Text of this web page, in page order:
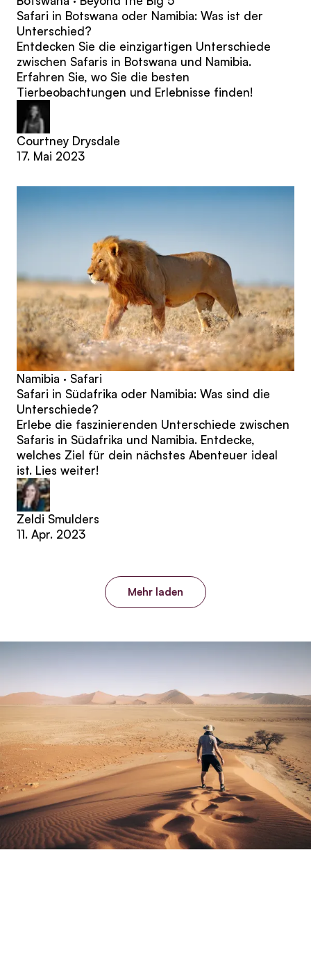
Safari in Botswana oder Namibia: Was ist der
Unterschied?
Entdecken Sie die einzigartigen Unterschiede
zwischen Safaris in Botswana und Namibia.
Erfahren Sie, wo Sie die besten
Tierbeobachtungen und Erlebnisse finden!
Courtney Drysdale
17. Mai 2023
Namibia · Safari
Safari in Südafrika oder Namibia: Was sind die
Unterschiede?
Erlebe die faszinierenden Unterschiede zwischen
Safaris in Südafrika und Namibia. Entdecke,
welches Ziel für dein nächstes Abenteuer ideal
ist. Lies weiter!
Zeldi Smulders
11. Apr. 2023
Mehr laden